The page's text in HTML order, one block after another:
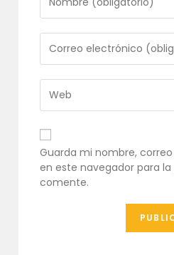
tu
nombre
o
nombre
de
usuario
para
comentar
tu
dirección
de
correo
electrónico
para
comentar
URL
de
tu
web
(opcional)
Guarda mi nombre,
en este navegador para
comente.